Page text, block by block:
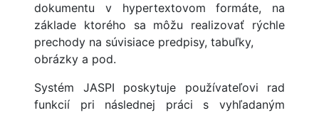
dokumentu v hypertextovom formáte, na
základe ktorého sa môžu realizovať rýchle
prechody na súvisiace predpisy, tabuľky,
obrázky a pod.
Systém JASPI poskytuje používateľovi rad
funkcií pri následnej práci s vyhľadaným